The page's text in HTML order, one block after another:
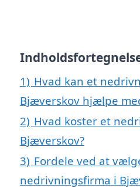
1) Hvad kan et
Bjæverskov hjælpe
2) Hvad koster et
Bjæverskov?
3) Fordele ved at
nedrivningsfirma i